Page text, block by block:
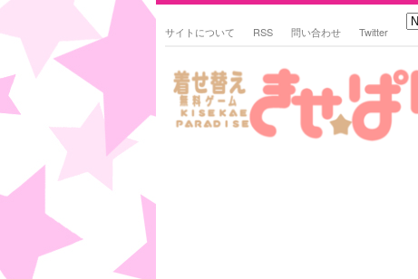
サイトについて RSS 問い合わせ Twitter